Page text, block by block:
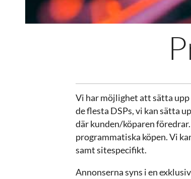
Vi har möjlighet att sätta
de flesta DSPs, vi kan sätta
där kunden/köparen
programmatiska köpen. Vi
samt sitespecifikt.
Annonserna syns i en